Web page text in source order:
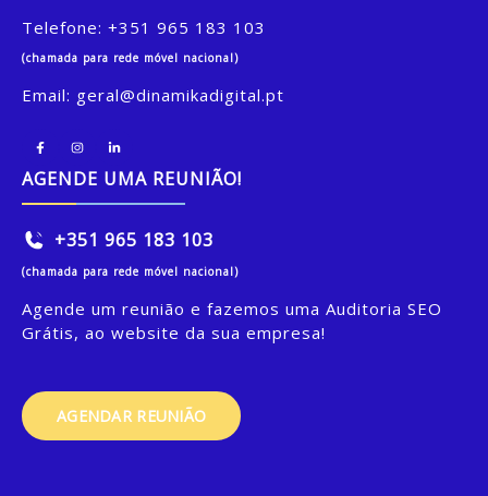
Telefone: +351 965 183 103
(chamada para rede móvel nacional)
Email: geral@dinamikadigital.pt
AGENDE UMA REUNIÃO!
+351 965 183 103
(chamada para rede móvel nacional)
Agende um reunião e fazemos uma Auditoria SEO
Grátis, ao website da sua empresa!
AGENDAR REUNIÃO